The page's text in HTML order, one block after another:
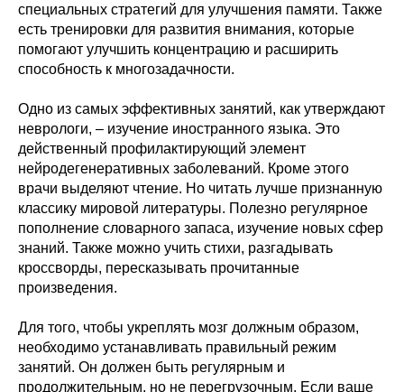
специальных стратегий для улучшения памяти. Также
есть тренировки для развития внимания, которые
помогают улучшить концентрацию и расширить
способность к многозадачности.
Одно из самых эффективных занятий, как утверждают
неврологи, – изучение иностранного языка. Это
действенный профилактирующий элемент
нейродегенеративных заболеваний. Кроме этого
врачи выделяют чтение. Но читать лучше признанную
классику мировой литературы. Полезно регулярное
пополнение словарного запаса, изучение новых сфер
знаний. Также можно учить стихи, разгадывать
кроссворды, пересказывать прочитанные
произведения.
Для того, чтобы укреплять мозг должным образом,
необходимо устанавливать правильный режим
занятий. Он должен быть регулярным и
продолжительным, но не перегрузочным. Если ваше